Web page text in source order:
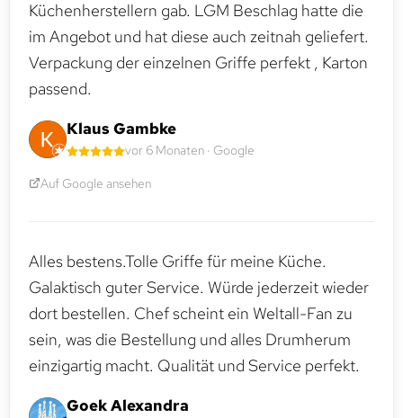
Küchenherstellern gab. LGM Beschlag hatte die
im Angebot und hat diese auch zeitnah geliefert.
Verpackung der einzelnen Griffe perfekt , Karton
passend.
Klaus Gambke
vor 6 Monaten · Google
Auf Google ansehen
Alles bestens.Tolle Griffe für meine Küche.
Galaktisch guter Service. Würde jederzeit wieder
dort bestellen. Chef scheint ein Weltall-Fan zu
sein, was die Bestellung und alles Drumherum
einzigartig macht. Qualität und Service perfekt.
Goek Alexandra